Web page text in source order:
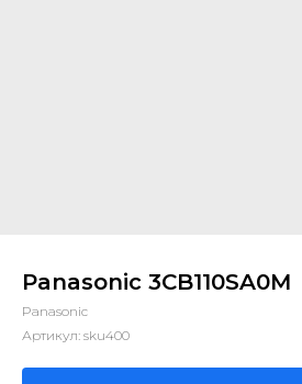
Panasonic 3CB110SA0M
Panasonic
Артикул: sku400